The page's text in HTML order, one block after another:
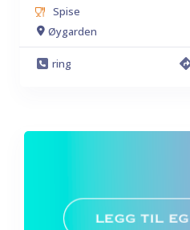
Spise
Øygarden
ring